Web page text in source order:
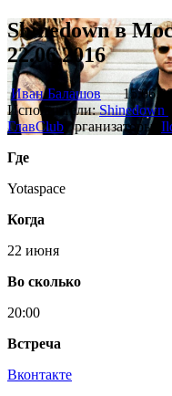
Shinedown в
22.06.2016
Иван Балашов
Исполнители:Shinedown
ГлавClub Организаторы:
Где
Yotaspace
Когда
22 июня
Во сколько
20:00
Встреча
Вконтакте